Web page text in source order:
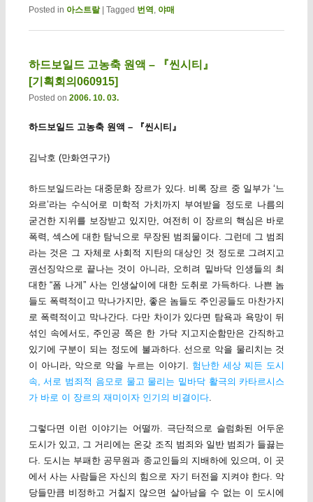
Posted in 아스트랄 Tagged 번역 , 야매
하드보일드 고농축 원액 – 『씬시티』
[기획회의060915]
Posted on 2006. 10. 03.
하드보일드 고농축 원액 – 『씬시티』
김낙호 (만화연구가)
하드보일드라는 대중문화 장르가 있다. 비록 장르 중 일부가 ‘느
와르’라는 수식어로 미학적 가치까지 부여받을 정도로 나름의
굳건한 지위를 보장받고 있지만, 여전히 이 장르의 핵심은 바로
폭력, 섹스에 대한 탐닉으로 무장된 범죄물이다. 그런데 그 범죄
라는 것은 그 자체로 사회적 지탄의 대상인 것 정도로 그려지고
권선징악으로 끝나는 것이 아니라, 오히려 밑바닥 인생들의 최
대한 “폼 나게” 사는 인생살이에 대한 도취로 가득하다. 나쁜 놈
들도 폭력적이고 막나가지만, 좋은 놈들도 주인공들도 마찬가지
로 폭력적이고 막나간다. 다만 차이가 있다면 탐욕과 욕망이 뒤
섞인 속에서도, 주인공 쪽은 한 가닥 지고지순함만은 간직하고
있기에 구분이 되는 정도에 불과하다. 선으로 악을 물리치는 것
이 아니라, 악으로 악을 누르는 이야기. 험난한 세상 찌든 도시
속, 서로 범죄적 음모로 물고 물리는 밑바닥 활극의 카타르시스
가 바로 이 장르의 재미이자 인기의 비결이다.
그렇다면 이런 이야기는 어떨까. 극단적으로 슬럼화된 어두운
도시가 있고, 그 거리에는 온갖 조직 범죄와 일반 범죄가 들끓는
다. 도시는 부패한 공무원과 종교인들의 지배하에 있으며, 이 곳
에서 사는 사람들은 자신의 힘으로 자기 터전을 지켜야 한다. 악
당들만큼 비정하고 거칠지 않으면 살아남을 수 없는 이 도시에